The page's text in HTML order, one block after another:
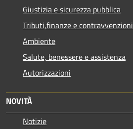
Giustizia e sicurezza pubblica
Tributi,finanze e contravvenzioni
Ambiente
Salute, benessere e assistenza
Autorizzazioni
NOVITÀ
Notizie